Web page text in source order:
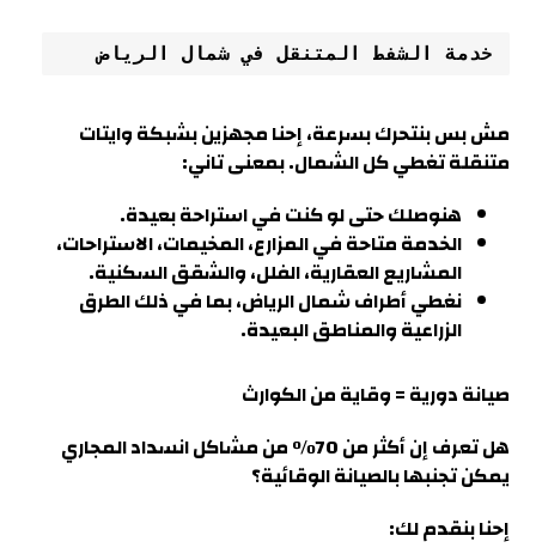
خدمة الشفط المتنقل في شمال الرياض
مش بس بنتحرك بسرعة، إحنا مجهزين بشبكة وايتات
متنقلة تغطي كل الشمال. بمعنى تاني:
هنوصلك حتى لو كنت في استراحة بعيدة.
الخدمة متاحة في المزارع، المخيمات، الاستراحات،
المشاريع العقارية، الفلل، والشقق السكنية.
نغطي أطراف شمال الرياض، بما في ذلك الطرق
الزراعية والمناطق البعيدة.
صيانة دورية = وقاية من الكوارث
هل تعرف إن أكثر من 70٪ من مشاكل انسداد المجاري
يمكن تجنبها بالصيانة الوقائية؟
إحنا بنقدم لك: